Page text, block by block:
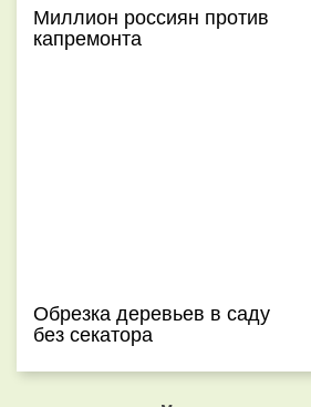
Миллион россиян против
капремонта
Обрезка деревьев в саду
без секатора